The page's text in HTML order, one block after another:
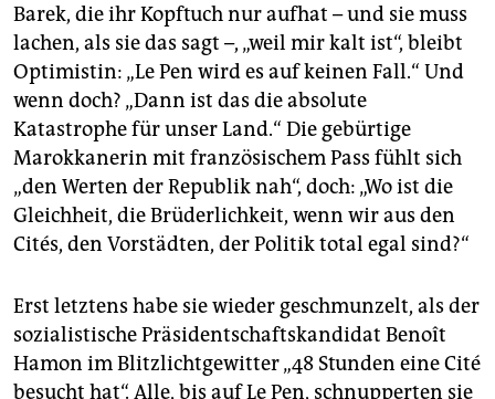
Barek, die ihr Kopftuch nur aufhat – und sie muss
lachen, als sie das sagt –, „weil mir kalt ist“, bleibt
Optimistin: „Le Pen wird es auf keinen Fall.“ Und
wenn doch? „Dann ist das die absolute
Katastrophe für unser Land.“ Die gebürtige
Marokkanerin mit französischem Pass fühlt sich
„den Werten der Republik nah“, doch: „Wo ist die
Gleichheit, die Brüderlichkeit, wenn wir aus den
Cités, den Vorstädten, der Politik total egal sind?“
Erst letztens habe sie wieder geschmunzelt, als der
sozialistische Präsidentschaftskandidat Benoît
Hamon im Blitzlichtgewitter „48 Stunden eine Cité
besucht hat“. Alle, bis auf Le Pen, schnupperten sie